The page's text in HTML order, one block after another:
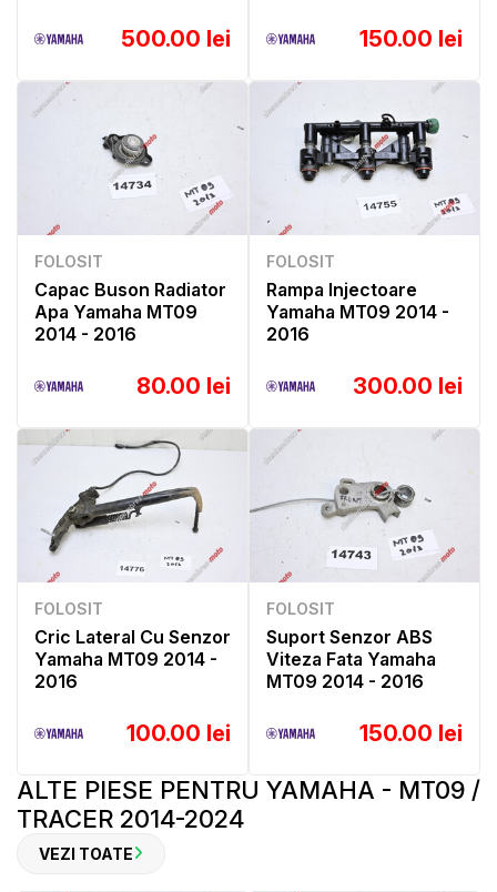
500.00 lei 150.00 lei
FOLOSIT
Capac Buson Radiator
Apa Yamaha MT09
2014 - 2016
80.00 lei
FOLOSIT
Rampa Injectoare
Yamaha MT09 2014 -
2016
300.00 lei
FOLOSIT
Cric Lateral Cu Senzor
Yamaha MT09 2014 -
2016
100.00 lei
FOLOSIT
Suport Senzor ABS
Viteza Fata Yamaha
MT09 2014 - 2016
150.00 lei
ALTE PIESE PENTRU YAMAHA - MT09 /
TRACER 2014-2024
VEZI TOATE